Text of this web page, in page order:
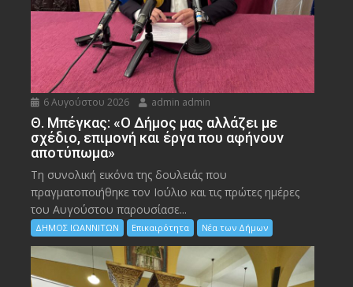
6 Αυγούστου 2026 admin admin
Θ. Μπέγκας: «Ο Δήμος μας αλλάζει με
σχέδιο, επιμονή και έργα που αφήνουν
αποτύπωμα»
Τη συνολική εικόνα της δουλειάς που
πραγματοποιήθηκε τον Ιούλιο και τις πρώτες ημέρες
του Αυγούστου παρουσίασε...
ΔΗΜΟΣ ΙΩΑΝΝΙΤΩΝ Επικαιρότητα Νέα των Δήμων